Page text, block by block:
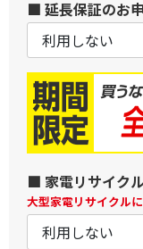
■ 延長保証のお
■ 家電リサイク
大型家電リサイクル